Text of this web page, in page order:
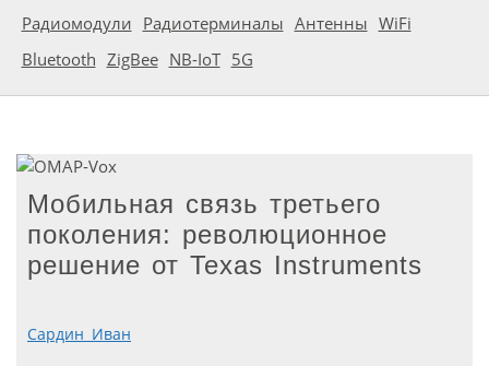
Радиомодули Радиотерминалы Антенны WiFi
Bluetooth ZigBee NB-IoT 5G
Мобильная связь третьего
поколения: революционное
решение от Texas Instruments
Сардин Иван